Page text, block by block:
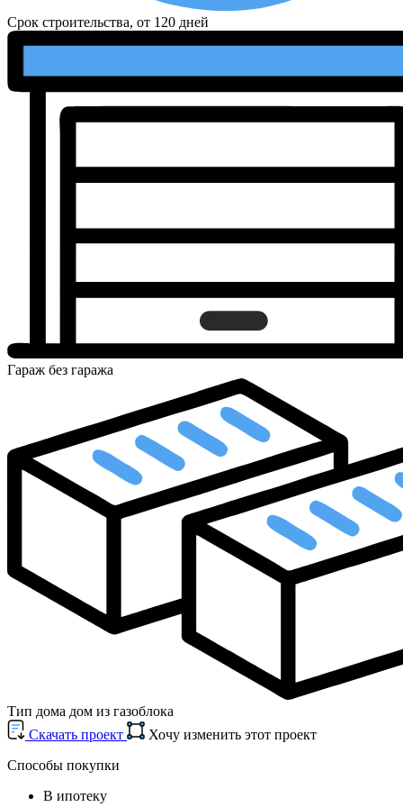
Срок строительства, от 120 дней
Гараж без гаража
Тип дома дом из газоблока
Cкачать проект
Хочу изменить этот проект
Способы покупки
В ипотеку